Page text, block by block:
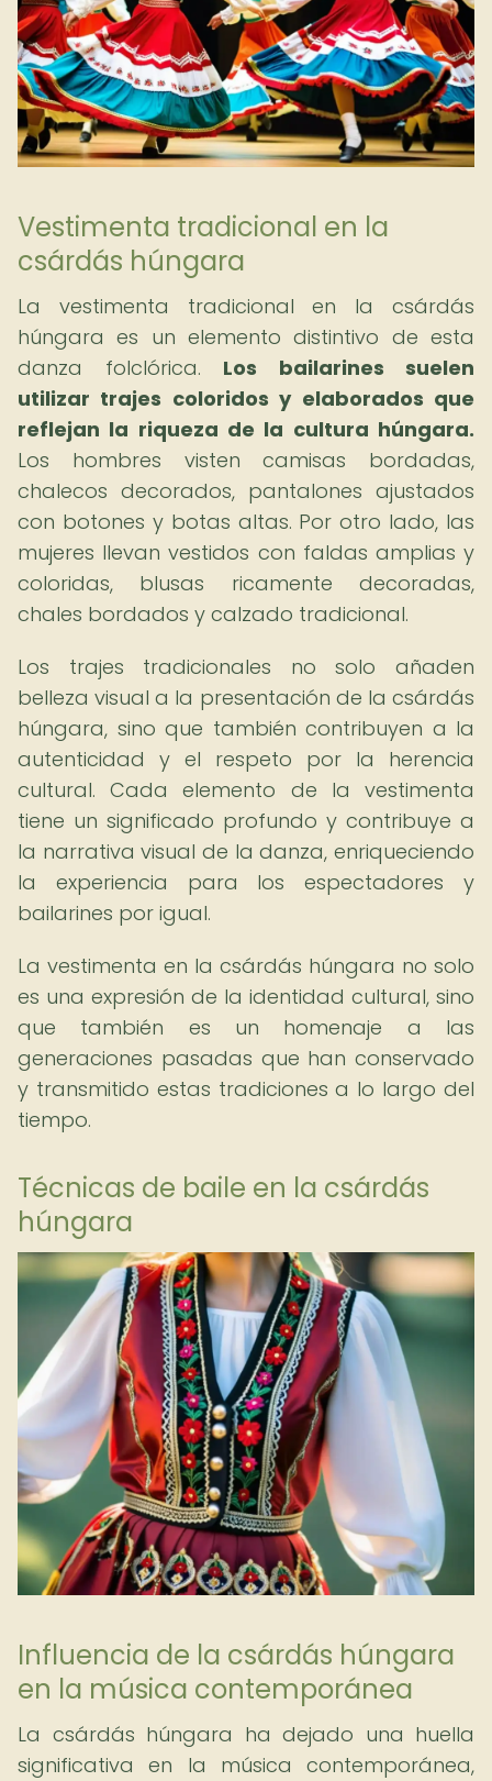
Vestimenta tradicional en la
csárdás húngara
La vestimenta tradicional en la csárdás
húngara es un elemento distintivo de esta
danza folclórica. Los bailarines suelen
utilizar trajes coloridos y elaborados que
reflejan la riqueza de la cultura húngara.
Los hombres visten camisas bordadas,
chalecos decorados, pantalones ajustados
con botones y botas altas. Por otro lado, las
mujeres llevan vestidos con faldas amplias y
coloridas, blusas ricamente decoradas,
chales bordados y calzado tradicional.
Los trajes tradicionales no solo añaden
belleza visual a la presentación de la csárdás
húngara, sino que también contribuyen a la
autenticidad y el respeto por la herencia
cultural. Cada elemento de la vestimenta
tiene un significado profundo y contribuye a
la narrativa visual de la danza, enriqueciendo
la experiencia para los espectadores y
bailarines por igual.
La vestimenta en la csárdás húngara no solo
es una expresión de la identidad cultural, sino
que también es un homenaje a las
generaciones pasadas que han conservado
y transmitido estas tradiciones a lo largo del
tiempo.
Técnicas de baile en la csárdás
húngara
Influencia de la csárdás húngara
en la música contemporánea
La csárdás húngara ha dejado una huella
significativa en la música contemporánea,